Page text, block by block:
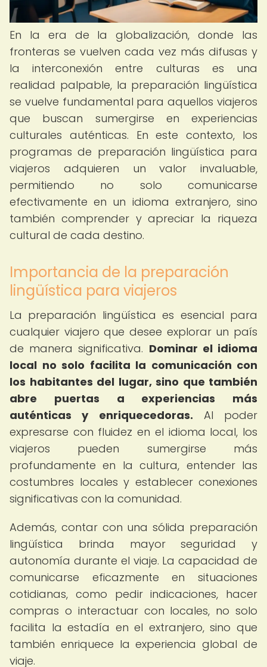
En la era de la globalización, donde las
fronteras se vuelven cada vez más difusas y
la interconexión entre culturas es una
realidad palpable, la preparación lingüística
se vuelve fundamental para aquellos viajeros
que buscan sumergirse en experiencias
culturales auténticas. En este contexto, los
programas de preparación lingüística para
viajeros adquieren un valor invaluable,
permitiendo no solo comunicarse
efectivamente en un idioma extranjero, sino
también comprender y apreciar la riqueza
cultural de cada destino.
Importancia de la preparación
lingüística para viajeros
La preparación lingüística es esencial para
cualquier viajero que desee explorar un país
de manera significativa. Dominar el idioma
local no solo facilita la comunicación con
los habitantes del lugar, sino que también
abre puertas a experiencias más
auténticas y enriquecedoras. Al poder
expresarse con fluidez en el idioma local, los
viajeros pueden sumergirse más
profundamente en la cultura, entender las
costumbres locales y establecer conexiones
significativas con la comunidad.
Además, contar con una sólida preparación
lingüística brinda mayor seguridad y
autonomía durante el viaje. La capacidad de
comunicarse eficazmente en situaciones
cotidianas, como pedir indicaciones, hacer
compras o interactuar con locales, no solo
facilita la estadía en el extranjero, sino que
también enriquece la experiencia global de
viaje.